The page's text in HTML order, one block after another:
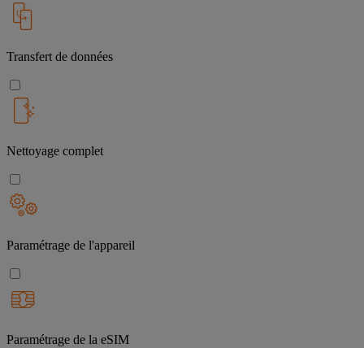
Transfert de données
Nettoyage complet
Paramétrage de l'appareil
Paramétrage de la eSIM